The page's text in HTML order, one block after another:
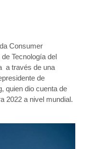
Consumer
Tecnología del
a través de una
de
quien dio cuenta de
2022 a nivel mundial.